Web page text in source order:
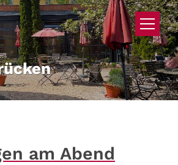
am Abend